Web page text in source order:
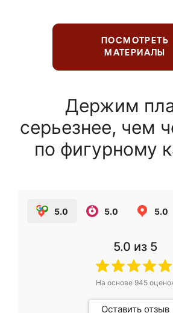
ПОСМОТРЕТЬ
МАТЕРИАЛЫ
Держим
серьезнее, чем
по фигурному
5.0 5.0 5.0
5.0 из 5
На основе 945
Оставить отзыв